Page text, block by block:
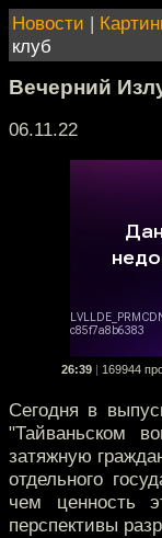
Новости |
клуб
Вечерний
06.11.22
26:39 169944
Сегодня в
"Тайваньском
затяжную
отдельного
чем ценность
перспективы